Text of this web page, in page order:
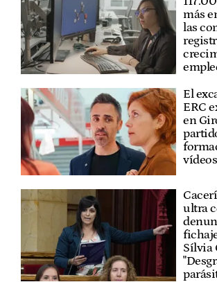
más
las
El
ERC
en
ultra
Sílvia